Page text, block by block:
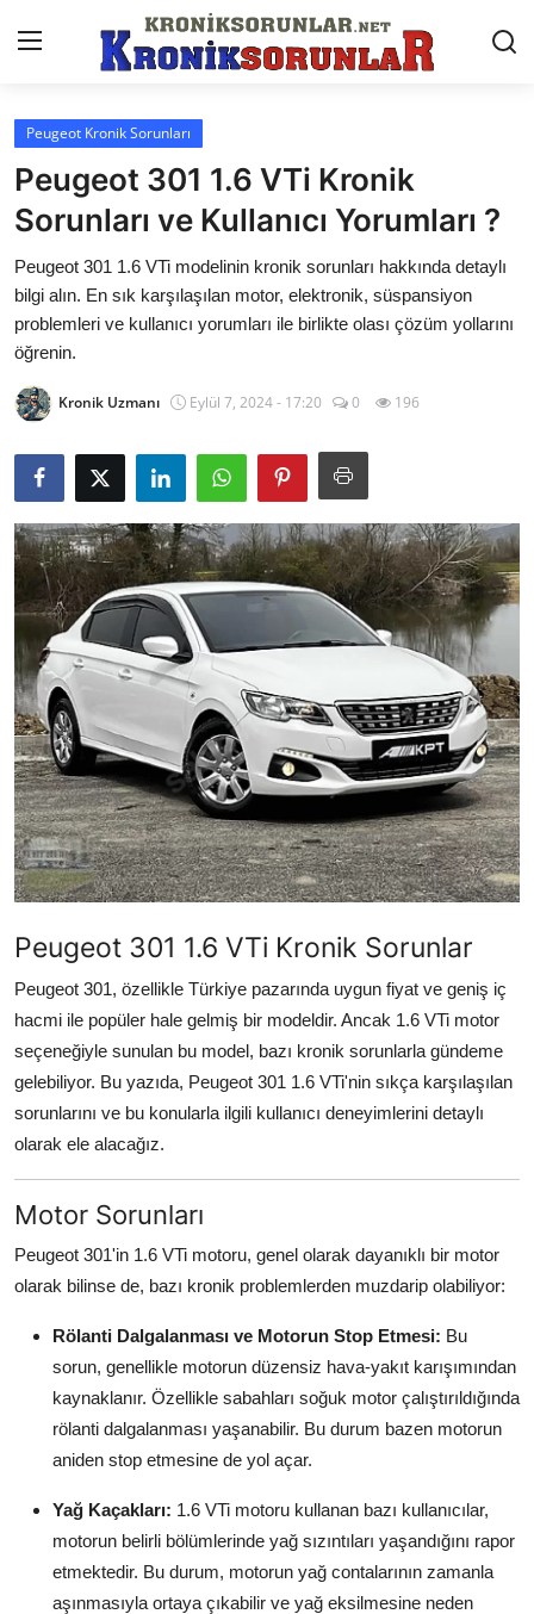
Anasayfa
Markalar
İletişim
Trafik & Cezalar
Sigorta & Kasko
Vergi & ÖTV & MTV
Muayene & Ruhsat
Sorgulamalar
İkinci El & Alım-Satım
Bakım & Arıza Çözümleri
Elektrikli & Hibrit
Kiralama & Filo
Sürüş & Güvenlik
Lastik & Jant
Yağlar & Sıvılar
LPG & Yakıt
Elektrik & Akü
Klima & Konfor
Aydınlatma & Görüş
Şanzıman & Aktarma
Dizel Sistemler
Multimedya & Elektronik
Peugeot Kronik Sorunları
Peugeot 301 1.6 VTi Kronik
Sorunları ve Kullanıcı Yorumları ?
Peugeot 301 1.6 VTi modelinin kronik sorunları hakkında detaylı
bilgi alın. En sık karşılaşılan motor, elektronik, süspansiyon
problemleri ve kullanıcı yorumları ile birlikte olası çözüm yollarını
öğrenin.
Kronik Uzmanı Eylül 7, 2024 - 17:20 0 196
Peugeot 301 1.6 VTi Kronik Sorunlar
Peugeot 301, özellikle Türkiye pazarında uygun fiyat ve geniş iç
hacmi ile popüler hale gelmiş bir modeldir. Ancak 1.6 VTi motor
seçeneğiyle sunulan bu model, bazı kronik sorunlarla gündeme
gelebiliyor. Bu yazıda, Peugeot 301 1.6 VTi'nin sıkça karşılaşılan
sorunlarını ve bu konularla ilgili kullanıcı deneyimlerini detaylı
olarak ele alacağız.
Motor Sorunları
Peugeot 301'in 1.6 VTi motoru, genel olarak dayanıklı bir motor
olarak bilinse de, bazı kronik problemlerden muzdarip olabiliyor:
Rölanti Dalgalanması ve Motorun Stop Etmesi: Bu
sorun, genellikle motorun düzensiz hava-yakıt karışımından
kaynaklanır. Özellikle sabahları soğuk motor çalıştırıldığında
rölanti dalgalanması yaşanabilir. Bu durum bazen motorun
aniden stop etmesine de yol açar.
Yağ Kaçakları: 1.6 VTi motoru kullanan bazı kullanıcılar,
motorun belirli bölümlerinde yağ sızıntıları yaşandığını rapor
etmektedir. Bu durum, motorun yağ contalarının zamanla
aşınmasıyla ortaya çıkabilir ve yağ eksilmesine neden